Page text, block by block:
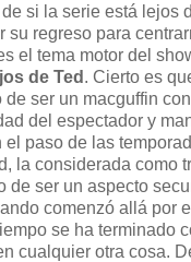
si la serie está lejos
su regreso para
el tema motor del
de Ted . Cierto es
de ser un macguffin
del espectador y
paso de las
la considerada como
de ser un aspecto
comenzó allá por
se ha terminado
cualquier otra cosa.